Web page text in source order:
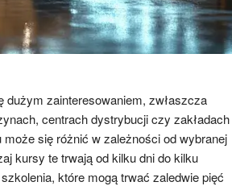
dużym zainteresowaniem, zwłaszcza
centrach dystrybucji czy zakładach
się różnić w zależności od wybranej
kursy te trwają od kilku dni do kilku
które mogą trwać zaledwie pięć